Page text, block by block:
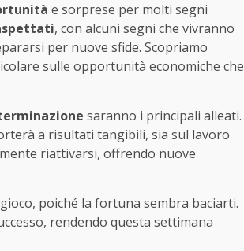
e sorprese per molti segni
, con alcuni segni che vivranno
per nuove sfide. Scopriamo
sulle opportunità economiche che
saranno i principali alleati.
a risultati tangibili, sia sul lavoro
riattivarsi, offrendo nuove
poiché la fortuna sembra baciarti.
rendendo questa settimana